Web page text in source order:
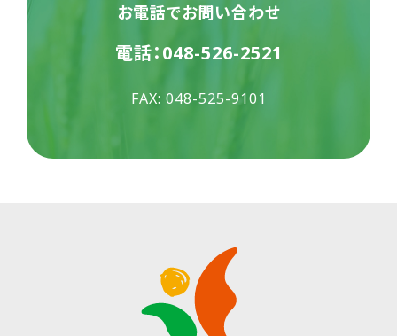
お電話でお問い合わせ
電話：048-526-2521
FAX: 048-525-9101